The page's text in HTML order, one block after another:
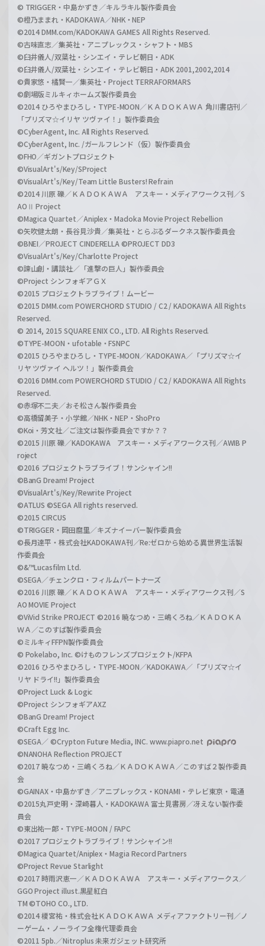
© TRIGGER・中島かずき／キルラキル製作委員会
©橙乃ままれ・KADOKAWA／NHK・NEP
©2014 DMM.com/KADOKAWA GAMES All Rights Reserved.
©古味直志／集英社・アニプレックス・シャフト・MBS
©臼井儀人/双葉社・シンエイ・テレビ朝日・ADK
©臼井儀人/双葉社・シンエイ・テレビ朝日・ADK 2001,2002,2014
©貴家悠・橘賢一／集英社・Project TERRAFORMARS
©劇場版ミルキィホームズ製作委員会
©2014 ひろやまひろし・TYPE-MOON／ＫＡＤＯＫＡＷＡ 角川書店刊／
「プリズマ☆イリヤ ツヴァイ！」製作委員会
©CyberAgent, Inc. All Rights Reserved.
©CyberAgent, Inc. /ガールフレンド（仮）製作委員会
©FHO／ギガントプロジェクト
©VisualArt's/Key/SProject
©VisualArt's/Key/Team Little Busters! Refrain
©2014 川原 礫／ＫＡＤＯＫＡＷＡ アスキー・メディアワークス刊／S
AOⅡ Project
©Magica Quartet／Aniplex・Madoka Movie Project Rebellion
©矢吹健太朗・長谷見沙貴／集英社・とらぶるダークネス製作委員会
©BNEI／PROJECT CINDERELLA ©PROJECT DD3
©VisualArt's/Key/Charlotte Project
©諫山創・講談社／「進撃の巨人」製作委員会
©Project シンフォギアＧＸ
©2015 プロジェクトラブライブ！ムービー
©2015 DMM.com POWERCHORD STUDIO / C2 / KADOKAWA All Rights
Reserved.
© 2014, 2015 SQUARE ENIX CO., LTD. All Rights Reserved.
©TYPE-MOON・ufotable・FSNPC
©2015 ひろやまひろし・TYPE-MOON／KADOKAWA／「プリズマ☆イ
リヤ ツヴァイ ヘルツ！」製作委員会
©2016 DMM.com POWERCHORD STUDIO / C2 / KADOKAWA All Rights
Reserved.
©赤塚不二夫／おそ松さん製作委員会
©高橋留美子・小学館／NHK・NEP・ShoPro
©Koi・芳文社／ご注文は製作委員会ですか？？
©2015 川原 礫／KADOKAWA アスキー・メディアワークス刊／AWIB P
roject
©2016 プロジェクトラブライブ！サンシャイン!!
©BanG Dream! Project
©VisualArt's/Key/Rewrite Project
©ATLUS ©SEGA All rights reserved.
©2015 CIRCUS
©TRIGGER・岡田麿里／キズナイーバー製作委員会
©長月達平・株式会社KADOKAWA刊／Re:ゼロから始める異世界生活製
作委員会
©&™Lucasfilm Ltd.
©SEGA／チェンクロ・フィルムパートナーズ
©2016 川原 礫／ＫＡＤＯＫＡＷＡ アスキー・メディアワークス刊／S
AO MOVIE Project
©ViVid Strike PROJECT ©2016 暁なつめ・三嶋くろね／ＫＡＤＯＫＡ
ＷＡ／このすば製作委員会
©ミルキィFFPN製作委員会
© Pokelabo, Inc. ©けものフレンズプロジェクト/KFPA
©2016 ひろやまひろし・TYPE-MOON／KADOKAWA／「プリズマ☆イ
リヤ ドライ!!」製作委員会
©Project Luck & Logic
©Project シンフォギアAXZ
©BanG Dream! Project
©Craft Egg Inc.
©SEGA／ ©Crypton Future Media, INC. www.piapro.net
©NANOHA Reflection PROJECT
©2017 暁なつめ・三嶋くろね／ＫＡＤＯＫＡＷＡ／このすば２製作委員
会
©GAINAX・中島かずき／アニプレックス・KONAMI・テレビ東京・電通
©2015丸戸史明・深崎暮人・KADOKAWA 富士見書房／冴えない製作委
員会
©東出祐一郎・TYPE-MOON / FAPC
©2017 プロジェクトラブライブ！サンシャイン!!
©Magica Quartet/Aniplex・Magia Record Partners
©Project Revue Starlight
©2017 時雨沢恵一／ＫＡＤＯＫＡＷＡ アスキー・メディアワークス／
GGO Project illust.黒星紅白
TM ©TOHO CO., LTD.
©2014 榎宮祐・株式会社ＫＡＤＯＫＡＷＡ メディアファクトリー刊／ノ
ーゲーム・ノーライフ全権代理委員会
©2011 5pb.／Nitroplus 未来ガジェット研究所